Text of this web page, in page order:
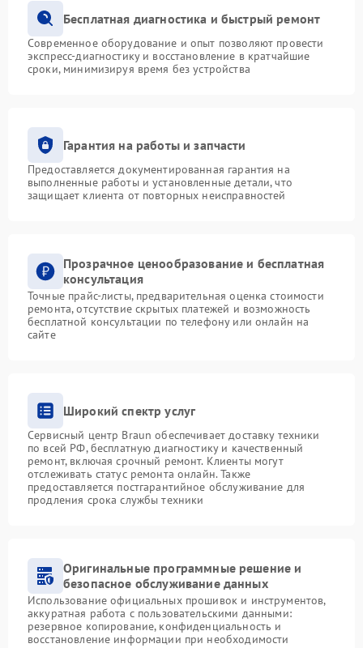
Бесплатная диагностика и быстрый ремонт
Современное оборудование и опыт позволяют провести
экспресс-диагностику и восстановление в кратчайшие
сроки, минимизируя время без устройства
Гарантия на работы и запчасти
Предоставляется документированная гарантия на
выполненные работы и установленные детали, что
защищает клиента от повторных неисправностей
Прозрачное ценообразование и бесплатная
консультация
Точные прайс-листы, предварительная оценка стоимости
ремонта, отсутствие скрытых платежей и возможность
бесплатной консультации по телефону или онлайн на
сайте
Широкий спектр услуг
Сервисный центр Braun обеспечивает доставку техники
по всей РФ, бесплатную диагностику и качественный
ремонт, включая срочный ремонт. Клиенты могут
отслеживать статус ремонта онлайн. Также
предоставляется постгарантийное обслуживание для
продления срока службы техники
Оригинальные программные решение и
безопасное обслуживание данных
Использование официальных прошивок и инструментов,
аккуратная работа с пользовательскими данными:
резервное копирование, конфиденциальность и
восстановление информации при необходимости